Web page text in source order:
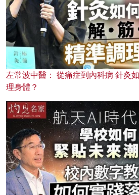
左常波中醫： 從痛症到內科病 針灸
理身體？